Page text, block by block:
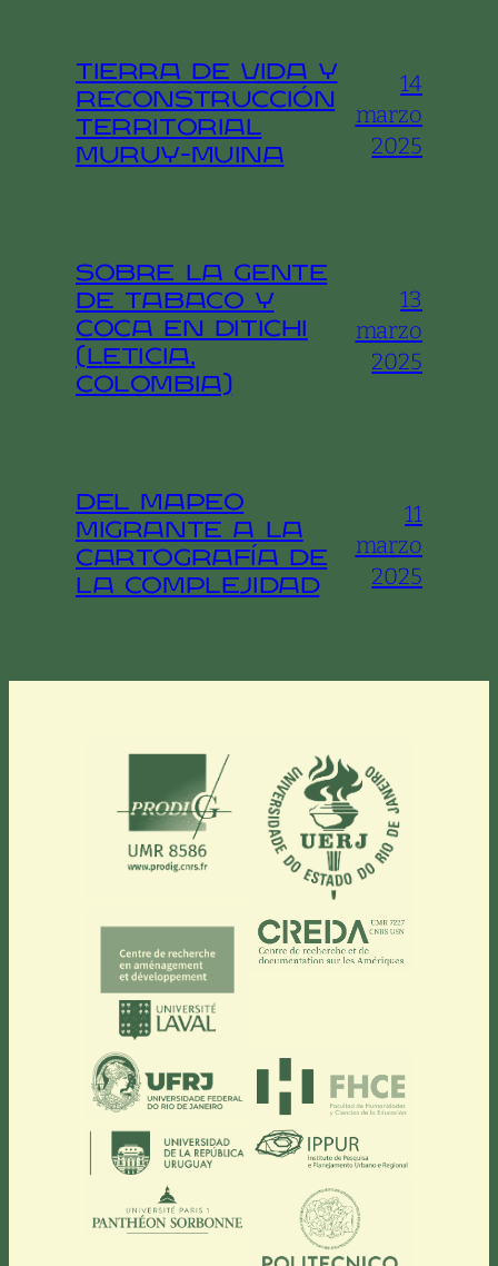
Tierra de vida y
reconstrucción
territorial
Muruy-Muina
14
marzo
2025
Sobre la gente
de tabaco y
coca en Ditichi
(Leticia,
Colombia)
13
marzo
2025
Del Mapeo
Migrante a la
Cartografía de
la Complejidad
11
marzo
2025